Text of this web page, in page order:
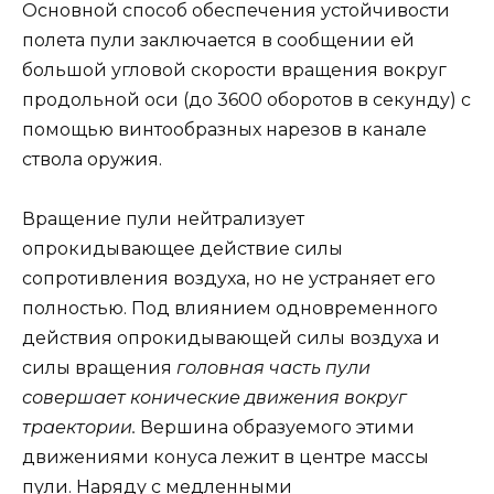
Основной способ обеспечения устойчивости
полета пули заключается в сообщении ей
большой угловой скорости вращения вокруг
продольной оси (до 3600 оборотов в секунду) с
помощью винтообразных нарезов в канале
ствола оружия.
Вращение пули нейтрализует
опрокидывающее действие силы
сопротивления воздуха, но не устраняет его
полностью. Под влиянием одновременного
действия опрокидывающей силы воздуха и
силы вращения головная часть пули
совершает конические движения вокруг
траектории. Вершина образуемого этими
движениями конуса лежит в центре массы
пули. Наряду с медленными